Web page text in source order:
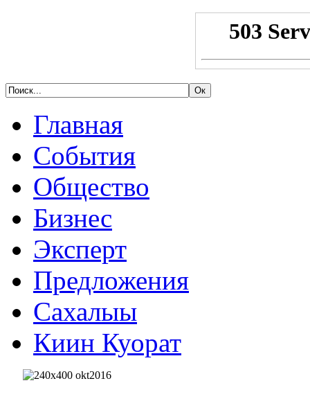
Главная
События
Общество
Бизнес
Эксперт
Предложения
Сахалыы
Киин Куорат